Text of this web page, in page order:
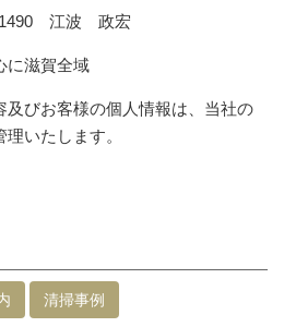
1490 江波 政宏
に滋賀全域
及びお客様の個人情報は、当社の
いたします。
清掃事例